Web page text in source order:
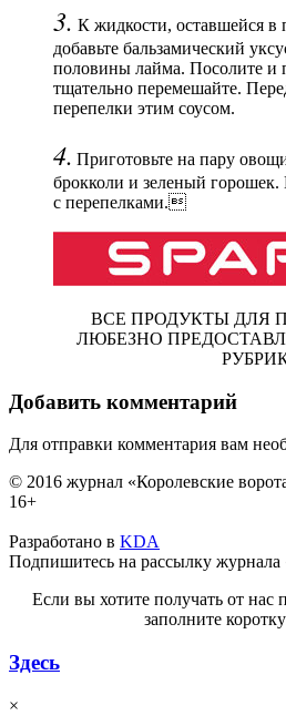
3. К жидкости, оставшейся в
добавьте бальзамический
половины лайма. Посолите и
тщательно перемешайте.
перепелки этим соусом.
4. Приготовьте на пару
брокколи и зеленый горошек.
с перепелками.
ВСЕ ПРОДУКТЫ ДЛЯ
ЛЮБЕЗНО
Добавить комментарий
Для отправки комментария вам
© 2016 журнал «Королевские
16+
Разработано в KDA
Подпишитесь на рассылку журнала
Если вы хотите получать от нас
заполните
Здесь
×